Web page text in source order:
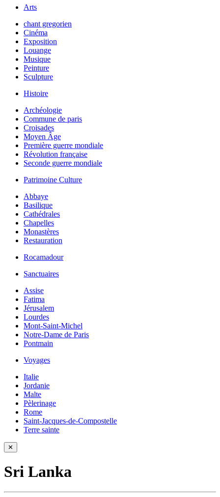
Arts
chant gregorien
Cinéma
Exposition
Louange
Musique
Peinture
Sculpture
Histoire
Archéologie
Commune de paris
Croisades
Moyen Âge
Première guerre mondiale
Révolution française
Seconde guerre mondiale
Patrimoine Culture
Abbaye
Basilique
Cathédrales
Chapelles
Monastères
Restauration
Rocamadour
Sanctuaires
Assise
Fatima
Jérusalem
Lourdes
Mont-Saint-Michel
Notre-Dame de Paris
Pontmain
Voyages
Italie
Jordanie
Malte
Pèlerinage
Rome
Saint-Jacques-de-Compostelle
Terre sainte
✕
Sri Lanka